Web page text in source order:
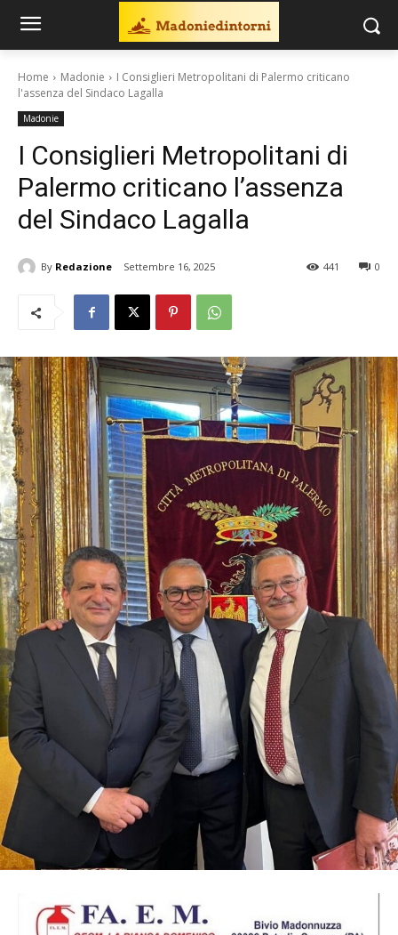
Home Madonie
I Consiglieri Metropolitani di Palermo criticano
l'assenza del Sindaco Lagalla
Madonie
I Consiglieri Metropolitani di
Palermo criticano l’assenza
del Sindaco Lagalla
By Redazione Settembre 16, 2025 0
441